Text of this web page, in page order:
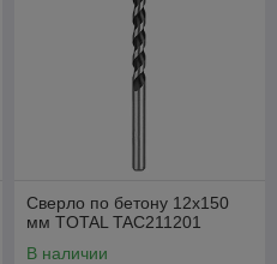
Сверло по бетону 12x150
мм TOTAL TAC211201
В наличии